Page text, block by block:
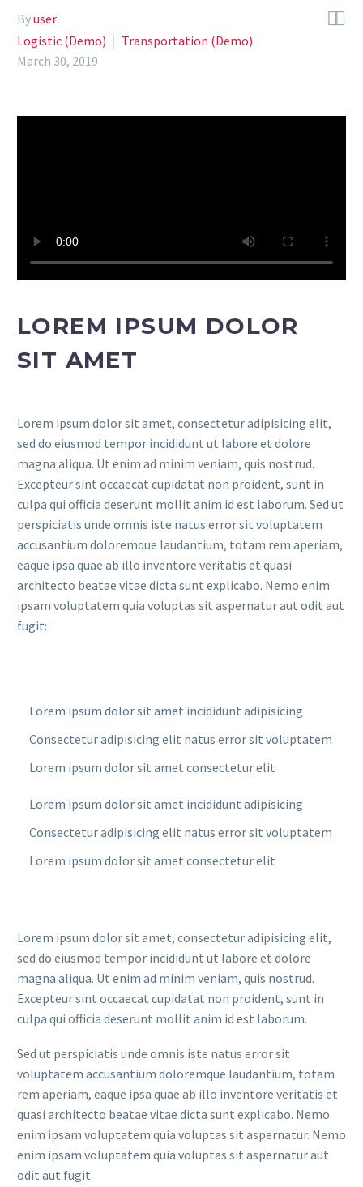

Byuser
Logistic (Demo)
Transportation (Demo)
March 30, 2019
LOREM IPSUM DOLOR
SIT AMET
Lorem ipsum dolor sit amet, consectetur adipisicing elit,
sed do eiusmod tempor incididunt ut labore et dolore
magna aliqua. Ut enim ad minim veniam, quis nostrud.
Excepteur sint occaecat cupidatat non proident, sunt in
culpa qui officia deserunt mollit anim id est laborum. Sed ut
perspiciatis unde omnis iste natus error sit voluptatem
accusantium doloremque laudantium, totam rem aperiam,
eaque ipsa quae ab illo inventore veritatis et quasi
architecto beatae vitae dicta sunt explicabo. Nemo enim
ipsam voluptatem quia voluptas sit aspernatur aut odit aut
fugit:
Lorem ipsum dolor sit amet incididunt adipisicing
Consectetur adipisicing elit natus error sit voluptatem
Lorem ipsum dolor sit amet consectetur elit
Lorem ipsum dolor sit amet incididunt adipisicing
Consectetur adipisicing elit natus error sit voluptatem
Lorem ipsum dolor sit amet consectetur elit
Lorem ipsum dolor sit amet, consectetur adipisicing elit,
sed do eiusmod tempor incididunt ut labore et dolore
magna aliqua. Ut enim ad minim veniam, quis nostrud.
Excepteur sint occaecat cupidatat non proident, sunt in
culpa qui officia deserunt mollit anim id est laborum.
Sed ut perspiciatis unde omnis iste natus error sit
voluptatem accusantium doloremque laudantium, totam
rem aperiam, eaque ipsa quae ab illo inventore veritatis et
quasi architecto beatae vitae dicta sunt explicabo. Nemo
enim ipsam voluptatem quia voluptas sit aspernatur. Nemo
enim ipsam voluptatem quia voluptas sit aspernatur aut
odit aut fugit.